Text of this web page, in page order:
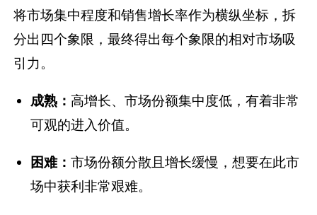
将市场集中程度和销售增长率作为横纵坐标，拆
分出四个象限，最终得出每个象限的相对市场吸
引力。
成熟： 高增长、市场份额集中度低，有着非常
可观的进入价值。
困难： 市场份额分散且增长缓慢，想要在此市
场中获利非常艰难。